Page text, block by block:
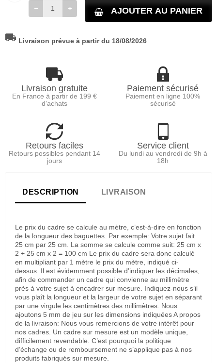
AJOUTER AU PANIER
local_shipping Livraison prévue à partir du 18/08/2026
Livraison gratuite
En France à partir de 199 €
d'achats
Paiement sécurisé
Paiement en ligne 100%
sécurisé
Retours faciles
Retours possibles pendant 14
jours
Service client
Du lundi au vendredi de 9h à
18h
DESCRIPTION LIVRAISON
Le prix du cadre se calcule au mètre, c’est-à-dire en fonction
de la longueur des baguettes. Par exemple: Votre sujet fait
25 cm par 25 cm. La somme se calcule comme suit: 25 cm x
2 + 25 cm x 2 = 100 cm Le prix du cadre sera donc calculé
en multipliant par 1 mètre le prix du mètre, indiqué ci-
dessus. Il est évidemment possible d’indiquer les décimales,
afin de commander un cadre qui convienne au millimètre
près à votre sujet à encadrer sur mesure. Indiquez-nous s’il
vous plaît la longueur et la largeur de votre sujet en séparant
par une virgule les centimètres des millimètres. Nous
ajoutons 5 mm de jeu sur les dimensions indiquées A propos
de la livraison: Nous vous remercions de votre intérêt pour
nos cadres. Un cadre sur mesure est un modèle unique,
difficilement revendable. C’est pourquoi la politique
d’échange ou de remboursement ne s’applique pas à nos
produits fabriqués sur mesure.